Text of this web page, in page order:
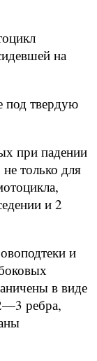
на
под твердую
при падении
только для
и 2
и
в виде
ребра,